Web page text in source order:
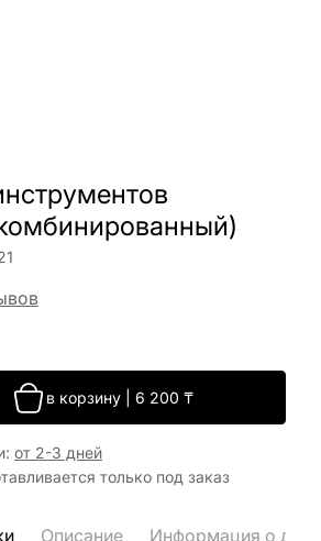
в корзину| 6 200 ₸
: от 2-3 дней
только под заказ
Описание Информация о